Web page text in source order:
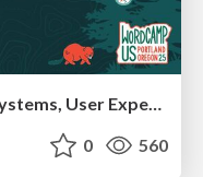
Building Experiences: Design Systems, User Experience, and Full Site Editing
0 560